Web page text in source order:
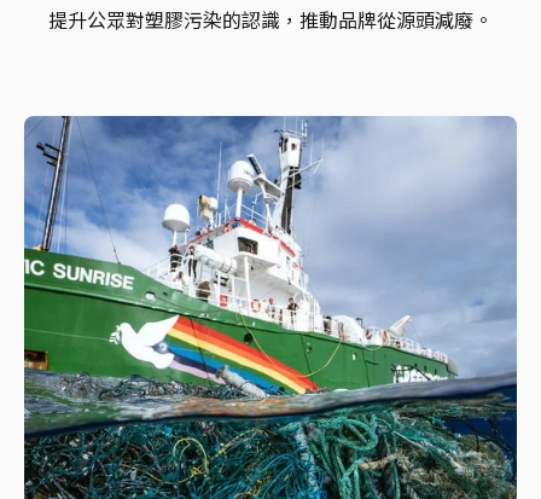
提升公眾對塑膠污染的認識，推動品牌從源頭減廢。